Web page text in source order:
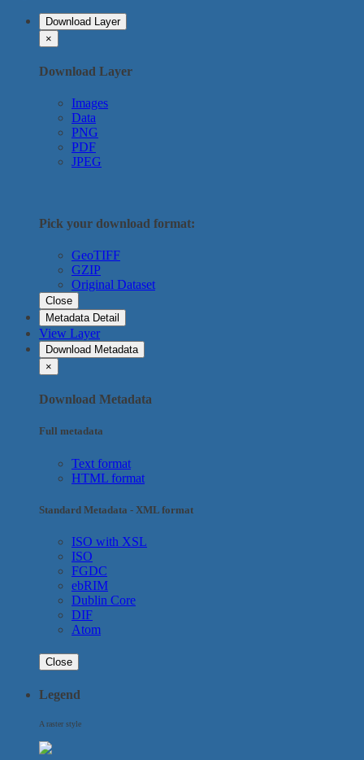
Download Layer
×
Download Layer
Images
Data
PNG
PDF
JPEG
Pick your download format:
GeoTIFF
GZIP
Original Dataset
Close
Metadata Detail
View Layer
Download Metadata
×
Download Metadata
Full metadata
Text format
HTML format
Standard Metadata - XML format
ISO with XSL
ISO
FGDC
ebRIM
Dublin Core
DIF
Atom
Close
Legend
A raster style